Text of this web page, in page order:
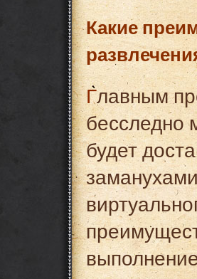
Какие
Главным преимуществом является то, что вы
бесследно
будет